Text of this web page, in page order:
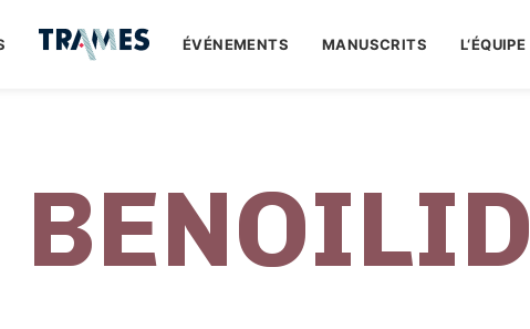
ÉVÉNEMENTS MANUSCRITS L‘ÉQUIPE
BENOILID